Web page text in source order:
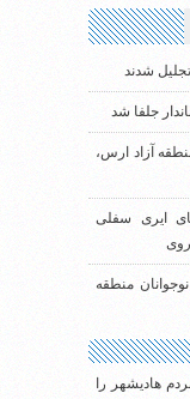
شدند
جلفا شد
آزاد ارس،
ایری سفلی
منطقه
هادیشهر را